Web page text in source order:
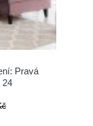
Pravá
24